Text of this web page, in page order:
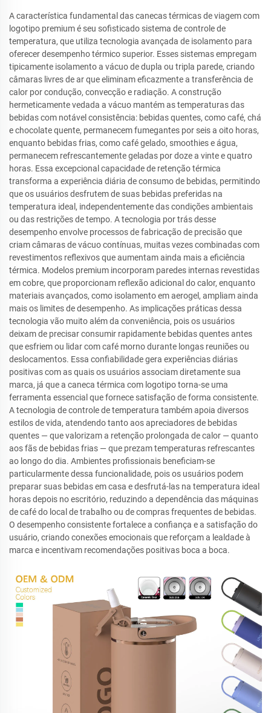
A característica fundamental das canecas térmicas de viagem com
logotipo premium é seu sofisticado sistema de controle de
temperatura, que utiliza tecnologia avançada de isolamento para
oferecer desempenho térmico superior. Esses sistemas empregam
tipicamente isolamento a vácuo de dupla ou tripla parede, criando
câmaras livres de ar que eliminam eficazmente a transferência de
calor por condução, convecção e radiação. A construção
hermeticamente vedada a vácuo mantém as temperaturas das
bebidas com notável consistência: bebidas quentes, como café, chá
e chocolate quente, permanecem fumegantes por seis a oito horas,
enquanto bebidas frias, como café gelado, smoothies e água,
permanecem refrescantemente geladas por doze a vinte e quatro
horas. Essa excepcional capacidade de retenção térmica
transforma a experiência diária de consumo de bebidas, permitindo
que os usuários desfrutem de suas bebidas preferidas na
temperatura ideal, independentemente das condições ambientais
ou das restrições de tempo. A tecnologia por trás desse
desempenho envolve processos de fabricação de precisão que
criam câmaras de vácuo contínuas, muitas vezes combinadas com
revestimentos reflexivos que aumentam ainda mais a eficiência
térmica. Modelos premium incorporam paredes internas revestidas
em cobre, que proporcionam reflexão adicional do calor, enquanto
materiais avançados, como isolamento em aerogel, ampliam ainda
mais os limites de desempenho. As implicações práticas dessa
tecnologia vão muito além da conveniência, pois os usuários
deixam de precisar consumir rapidamente bebidas quentes antes
que esfriem ou lidar com café morno durante longas reuniões ou
deslocamentos. Essa confiabilidade gera experiências diárias
positivas com as quais os usuários associam diretamente sua
marca, já que a caneca térmica com logotipo torna-se uma
ferramenta essencial que fornece satisfação de forma consistente.
A tecnologia de controle de temperatura também apoia diversos
estilos de vida, atendendo tanto aos apreciadores de bebidas
quentes — que valorizam a retenção prolongada de calor — quanto
aos fãs de bebidas frias — que prezam temperaturas refrescantes
ao longo do dia. Ambientes profissionais beneficiam-se
particularmente dessa funcionalidade, pois os usuários podem
preparar suas bebidas em casa e desfrutá-las na temperatura ideal
horas depois no escritório, reduzindo a dependência das máquinas
de café do local de trabalho ou de compras frequentes de bebidas.
O desempenho consistente fortalece a confiança e a satisfação do
usuário, criando conexões emocionais que reforçam a lealdade à
marca e incentivam recomendações positivas boca a boca.